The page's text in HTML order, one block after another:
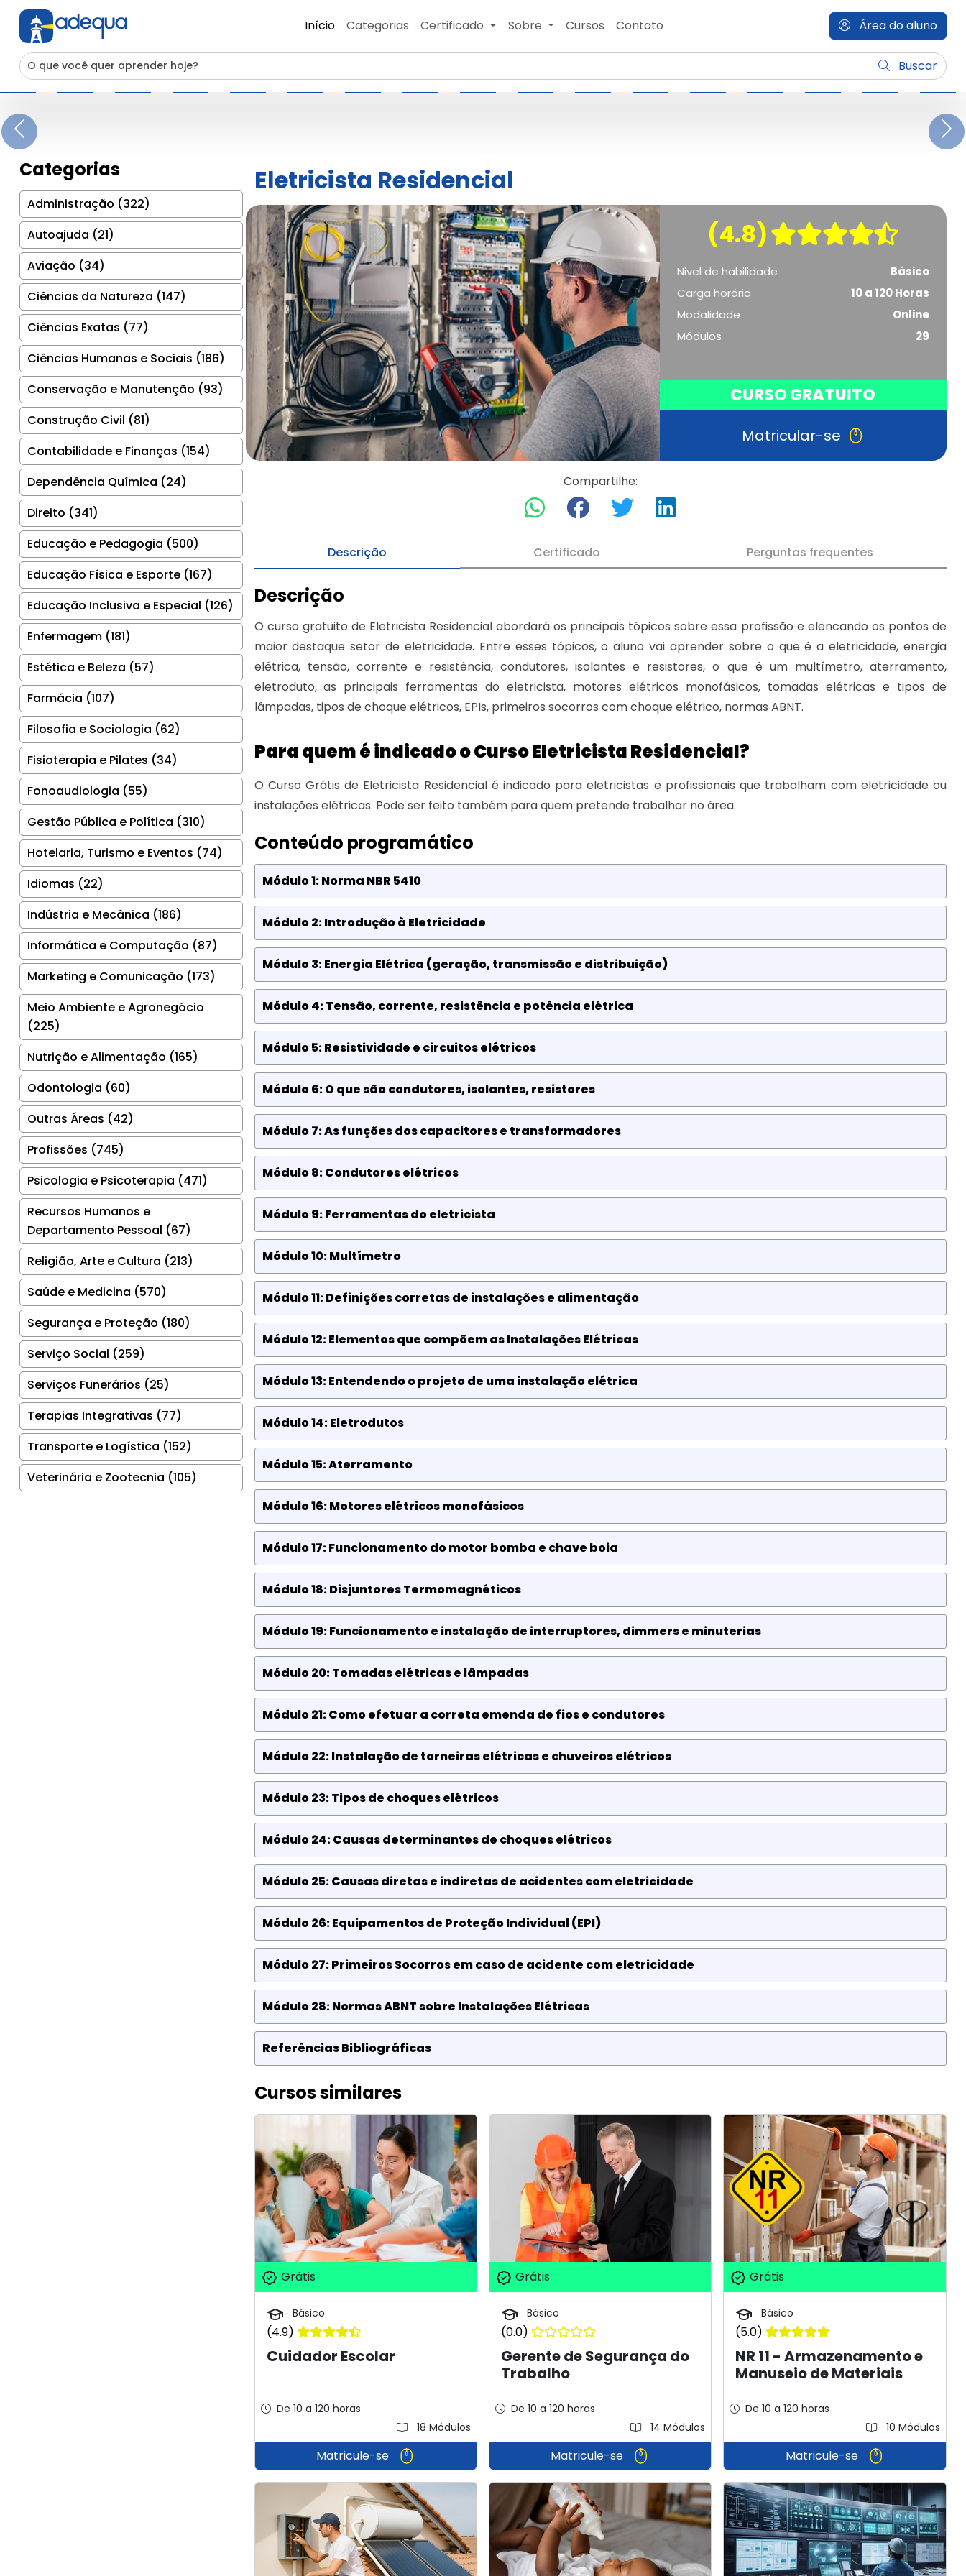
Início Categorias Certificado Sobre Cursos Contato Área do aluno
Buscar
Previous
Categorias
Administração (322)
Autoajuda (21)
Aviação (34)
Ciências da Natureza (147)
Ciências Exatas (77)
Ciências Humanas e Sociais (186)
Conservação e Manutenção (93)
Construção Civil (81)
Contabilidade e Finanças (154)
Dependência Química (24)
Direito (341)
Educação e Pedagogia (500)
Educação Física e Esporte (167)
Educação Inclusiva e Especial (126)
Enfermagem (181)
Estética e Beleza (57)
Farmácia (107)
Filosofia e Sociologia (62)
Fisioterapia e Pilates (34)
Fonoaudiologia (55)
Gestão Pública e Política (310)
Hotelaria, Turismo e Eventos (74)
Idiomas (22)
Indústria e Mecânica (186)
Informática e Computação (87)
Marketing e Comunicação (173)
Meio Ambiente e Agronegócio
(225)
Nutrição e Alimentação (165)
Odontologia (60)
Outras Áreas (42)
Profissões (745)
Psicologia e Psicoterapia (471)
Recursos Humanos e
Departamento Pessoal (67)
Religião, Arte e Cultura (213)
Saúde e Medicina (570)
Segurança e Proteção (180)
Serviço Social (259)
Serviços Funerários (25)
Terapias Integrativas (77)
Transporte e Logística (152)
Veterinária e Zootecnia (105)
Eletricista Residencial
(4.8)
Nivel de habilidade
Básico
Carga horária
10 a 120 Horas
Modalidade
Online
Módulos
29
CURSO GRATUITO
Matricular-se
Compartilhe:
Descrição Certificado Perguntas frequentes
Descrição
O curso gratuito de Eletricista Residencial abordará os principais tópicos sobre essa profissão e elencando os pontos de
maior destaque setor de eletricidade. Entre esses tópicos, o aluno vai aprender sobre o que é a eletricidade, energia
elétrica, tensão, corrente e resistência, condutores, isolantes e resistores, o que é um multímetro, aterramento,
eletroduto, as principais ferramentas do eletricista, motores elétricos monofásicos, tomadas elétricas e tipos de
lâmpadas, tipos de choque elétricos, EPIs, primeiros socorros com choque elétrico, normas ABNT.
Para quem é indicado o Curso Eletricista Residencial?
O Curso Grátis de Eletricista Residencial é indicado para eletricistas e profissionais que trabalham com eletricidade ou
instalações elétricas. Pode ser feito também para quem pretende trabalhar no área.
Conteúdo programático
Módulo 1: Norma NBR 5410
Módulo 2: Introdução à Eletricidade
Módulo 3: Energia Elétrica (geração, transmissão e distribuição)
Módulo 4: Tensão, corrente, resistência e potência elétrica
Módulo 5: Resistividade e circuitos elétricos
Módulo 6: O que são condutores, isolantes, resistores
Módulo 7: As funções dos capacitores e transformadores
Módulo 8: Condutores elétricos
Módulo 9: Ferramentas do eletricista
Módulo 10: Multímetro
Módulo 11: Definições corretas de instalações e alimentação
Módulo 12: Elementos que compõem as Instalações Elétricas
Módulo 13: Entendendo o projeto de uma instalação elétrica
Módulo 14: Eletrodutos
Módulo 15: Aterramento
Módulo 16: Motores elétricos monofásicos
Módulo 17: Funcionamento do motor bomba e chave boia
Módulo 18: Disjuntores Termomagnéticos
Módulo 19: Funcionamento e instalação de interruptores, dimmers e minuterias
Módulo 20: Tomadas elétricas e lâmpadas
Módulo 21: Como efetuar a correta emenda de fios e condutores
Módulo 22: Instalação de torneiras elétricas e chuveiros elétricos
Módulo 23: Tipos de choques elétricos
Módulo 24: Causas determinantes de choques elétricos
Módulo 25: Causas diretas e indiretas de acidentes com eletricidade
Módulo 26: Equipamentos de Proteção Individual (EPI)
Módulo 27: Primeiros Socorros em caso de acidente com eletricidade
Módulo 28: Normas ABNT sobre Instalações Elétricas
Referências Bibliográficas
Cursos similares
Grátis
Básico
(4.9)
Cuidador Escolar
De 10 a 120 horas
18 Módulos
Matricule-se
Grátis
Básico
(0.0)
Gerente de Segurança do
Trabalho
De 10 a 120 horas
14 Módulos
Matricule-se
Grátis
Básico
(5.0)
NR 11 - Armazenamento e
Manuseio de Materiais
De 10 a 120 horas
10 Módulos
Matricule-se